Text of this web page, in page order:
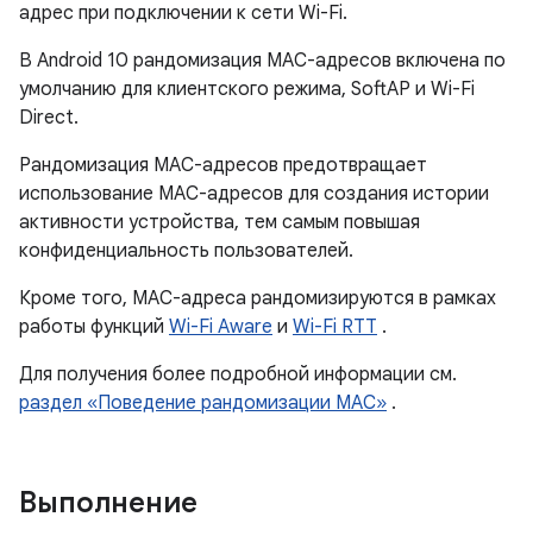
адрес при подключении к сети Wi-Fi.
В Android 10 рандомизация MAC-адресов включена по
умолчанию для клиентского режима, SoftAP и Wi-Fi
Direct.
Рандомизация MAC-адресов предотвращает
использование MAC-адресов для создания истории
активности устройства, тем самым повышая
конфиденциальность пользователей.
Кроме того, MAC-адреса рандомизируются в рамках
работы функций Wi-Fi Aware и Wi-Fi RTT .
Для получения более подробной информации см.
раздел «Поведение рандомизации MAC» .
Выполнение